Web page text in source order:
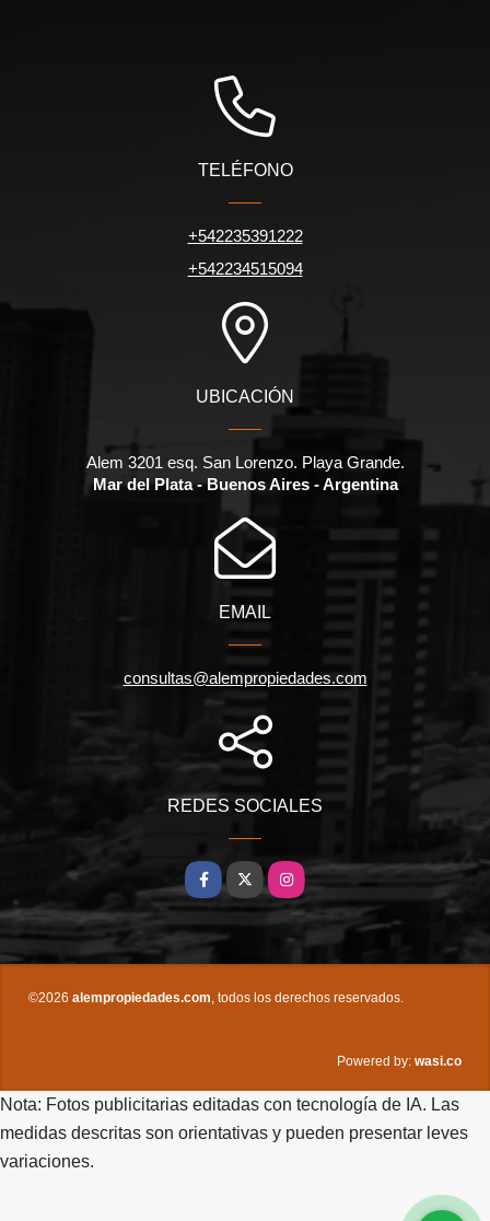
TELÉFONO
+542235391222
+542234515094
UBICACIÓN
Alem 3201 esq. San Lorenzo. Playa Grande.
Mar del Plata - Buenos Aires - Argentina
EMAIL
consultas@alempropiedades.com
REDES SOCIALES
Facebook
X Instagram
©2026 alempropiedades.com, todos los derechos reservados.
Powered by: wasi.co
Nota: Fotos publicitarias editadas con tecnología de IA. Las
medidas descritas son orientativas y pueden presentar leves
variaciones.